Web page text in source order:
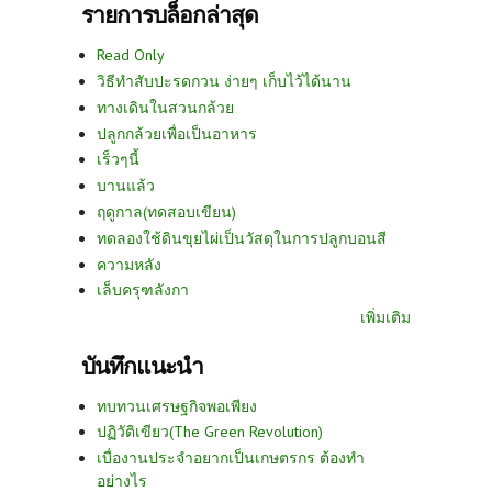
รายการบล็อกล่าสุด
Read Only
วิธีทำสับปะรดกวน ง่ายๆ เก็บไว้ได้นาน
ทางเดินในสวนกล้วย
ปลูกกล้วยเพื่อเป็นอาหาร
เร็วๆนี้
บานแล้ว
ฤดูกาล(ทดสอบเขียน)
ทดลองใช้ดินขุยไผ่เป็นวัสดุในการปลูกบอนสี
ความหลัง
เล็บครุฑลังกา
เพิ่มเติม
บันทึกแนะนำ
ทบทวนเศรษฐกิจพอเพียง
ปฏิวัติเขียว(The Green Revolution)
เบื่องานประจำอยากเป็นเกษตรกร ต้องทำ
อย่างไร